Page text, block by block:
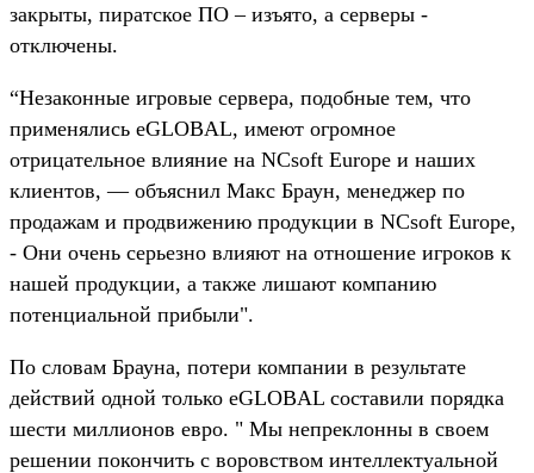
закрыты, пиратское ПО – изъято, а серверы -
отключены.
“Незаконные игровые сервера, подобные тем, что
применялись eGLOBAL, имеют огромное
отрицательное влияние на NCsoft Europe и наших
клиентов, — объяснил Макс Браун, менеджер по
продажам и продвижению продукции в NCsoft Europe,
- Они очень серьезно влияют на отношение игроков к
нашей продукции, а также лишают компанию
потенциальной прибыли".
По словам Брауна, потери компании в результате
действий одной только eGLOBAL составили порядка
шести миллионов евро. " Мы непреклонны в своем
решении покончить с воровством интеллектуальной